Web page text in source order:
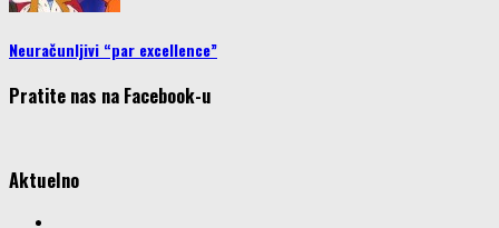
Neuračunljivi “par excellence”
Pratite nas na Facebook-u
Aktuelno